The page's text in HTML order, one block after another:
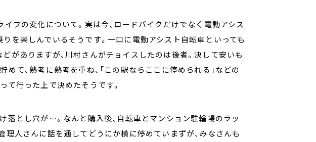
フの変化について。実は今、ロードバイクだけでなく電動アシス
を楽しんでいるそうです。一口に電動アシスト自転車といっても
がありますが、川村さんがチョイスしたのは後者。決して安いも
て、熟考に熟考を重ね、「この駅ならここに停められる」などの
て行った上で決めたそうです。
落とし穴が…。なんと購入後、自転車とマンション駐輪場のラッ
理人さんに話を通してどうにか横に停めていまずが、みなさんも